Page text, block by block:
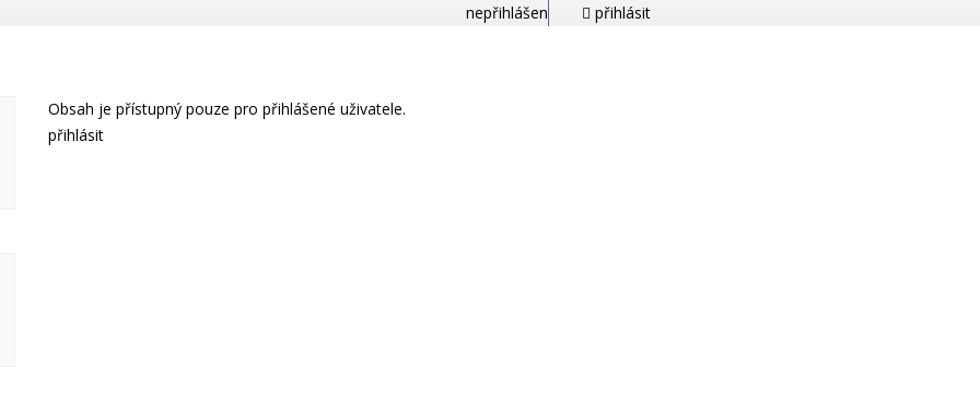
nepřihlášen přihlásit
Obsah je přístupný pouze pro přihlášené uživatele.
přihlásit